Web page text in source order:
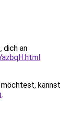
dich an
kannst
.